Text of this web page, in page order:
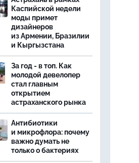
Каспийской недели
моды примет
дизайнеров
из Армении, Бразилии
и Кыргызстана
За год - в топ. Как
молодой девелопер
стал главным
открытием
астраханского рынка
Антибиотики
и микрофлора: почему
важно думать не
только о бактериях